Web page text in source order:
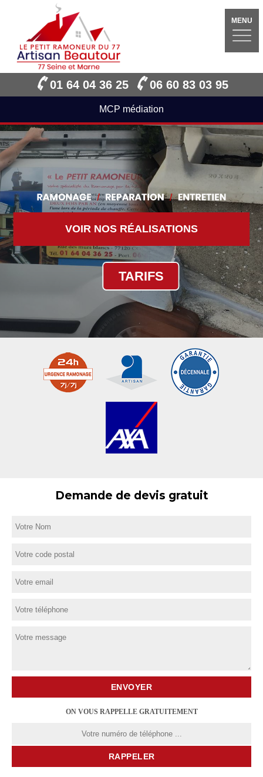
MENU
01 64 04 36 25 06 60 83 03 95
MCP médiation
VOIR NOS RÉALISATIONS
TARIFS
Demande de devis gratuit
ON VOUS RAPPELLE GRATUITEMENT